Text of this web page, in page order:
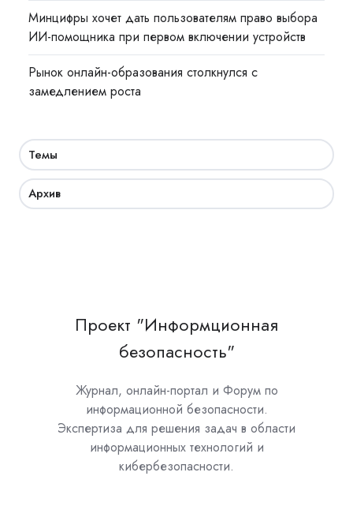
Минцифры хочет дать пользователям право выбора
ИИ-помощника при первом включении устройств
Рынок онлайн-образования столкнулся с
замедлением роста
Темы
Архив
Проект "Информционная
безопасность"
Журнал, онлайн-портал и Форум по
информационной безопасности.
Экспертиза для решения задач в области
информационных технологий и
кибербезопасности.